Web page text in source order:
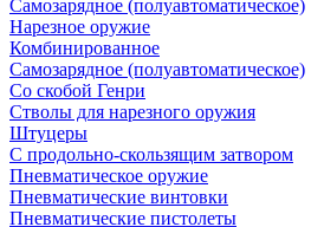
Самозарядное (полуавтоматическое)
Нарезное оружие
Комбинированное
Самозарядное (полуавтоматическое)
Со скобой Генри
Стволы для нарезного оружия
Штуцеры
С продольно-скользящим затвором
Пневматическое оружие
Пневматические винтовки
Пневматические пистолеты